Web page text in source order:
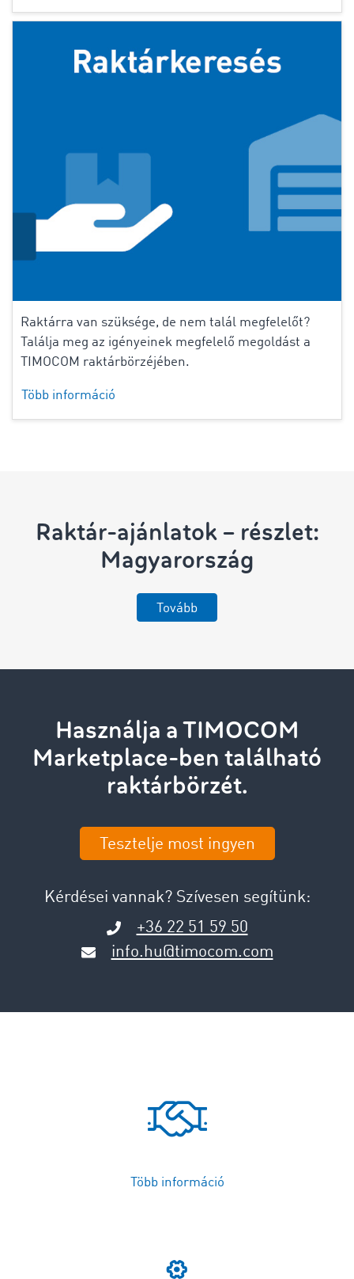
Raktárra van szüksége, de nem talál megfelelőt?
Találja meg az igényeinek megfelelő megoldást a
TIMOCOM raktárbörzéjében.
Több információ
Raktár-ajánlatok – részlet:
Magyarország
Tovább
Használja a TIMOCOM
Marketplace-ben található
raktárbörzét.
Tesztelje most ingyen
Kérdései vannak? Szívesen segítünk:
+36 22 51 59 50
info.hu@timocom.com
Több információ